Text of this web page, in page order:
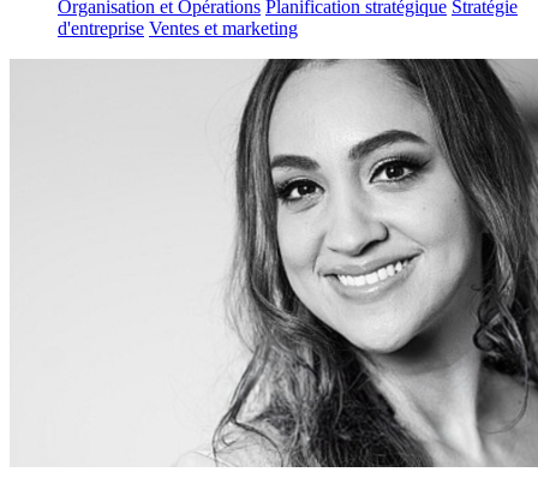
Organisation et Opérations Planification stratégique Stratégie
d'entreprise Ventes et marketing